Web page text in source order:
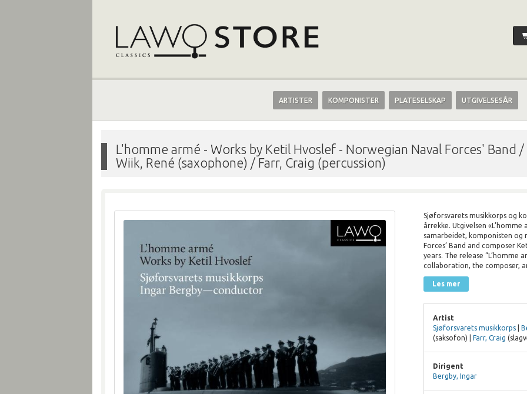
ARTISTER KOMPONISTER PLATESELSKAP UTGIVELSESÅR
L'homme armé - Works by Ketil Hvoslef - Norwegian Naval Forces' Band
Wiik, René (saxophone) / Farr, Craig (percussion)
Sjøforsvarets musikkorps og
årrekke. Utgivelsen
samarbeidet, komponisten og
Forces’ Band and composer
years. The release “L’homme
collaboration, the composer,
Les mer
Artist
Sjøforsvarets musikkorps|
(saksofon) | Farr, Craig
Dirigent
Bergby, Ingar